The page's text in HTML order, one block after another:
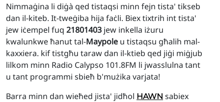
Nimmaġina li diġà qed tistaqsi minn fejn tista' tikseb
dan il-kiteb. It-tweġiba hija faċli. Biex tixtrih int tista'
jew iċempel fuq 21801403 jew inkella iżuru
kwalunkwe ħanut tal-Maypole u tistaqsu għalih mal-
kaxxiera. kif tistgħu taraw dan il-ktieb qed jiġi miġjub
lilkom minn Radio Calypso 101.8FM li jwasslulna tant
u tant programmi sbieħ b'mużika varjata!
Barra minn dan wieħed jista' jidħol HAWN sabiex